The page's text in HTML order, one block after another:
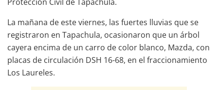
La mañana de este viernes, las fuertes lluvias que se
registraron en Tapachula, ocasionaron que un árbol
cayera encima de un carro de color blanco, Mazda, con
placas de circulación DSH 16-68, en el fraccionamiento
Los Laureles.